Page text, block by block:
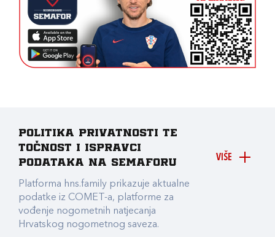
VIŠE
Politika privatnosti te
točnost i ispravci
podataka na Semaforu
Platforma hns.family prikazuje aktualne
podatke iz COMET-a, platforme za
vođenje nogometnih natjecanja
Hrvatskog nogometnog saveza.